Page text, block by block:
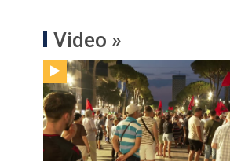
Video »